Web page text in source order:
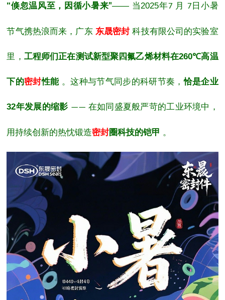
"倏忽温风至，因循小暑来"—— 当2025年7 月 7 日小暑
节气携热浪而来，广东 东晟密封 科技有限公司的实验室
里， 工程师们正在测试新型聚四氟乙烯材料在260℃高温
下的密封性能 。这种与节气同步的科研节奏，恰是企业
32年发展的缩影 —— 在如同盛夏般严苛的工业环境中，
用持续创新的热忱锻造密封圈科技的铠甲 。